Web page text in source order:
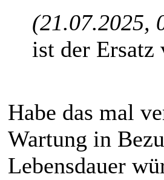
(21.07.2025,
ist der Ersatz
Habe das mal
Wartung in
Lebensdauer